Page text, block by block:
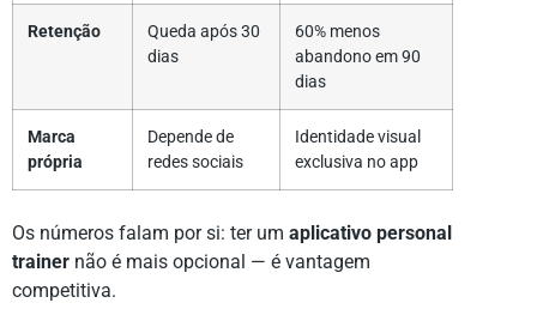
Retenção
Queda após 30
dias
60% menos
abandono em 90
dias
Marca
própria
Depende de
redes sociais
Identidade visual
exclusiva no app
Os números falam por si: ter um aplicativo personal
trainer não é mais opcional — é vantagem
competitiva.